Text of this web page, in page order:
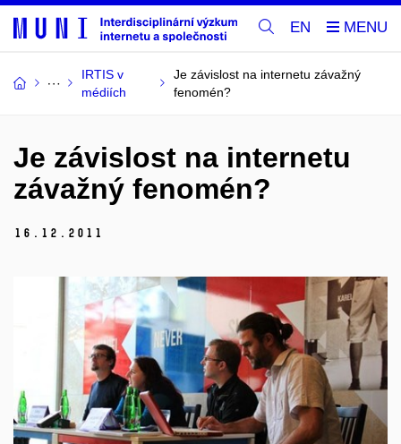
EN
IRTIS v
médiích
Je závislost na internetu závažný
fenomén?
Je závislost na internetu
závažný fenomén?
16. 12. 2011